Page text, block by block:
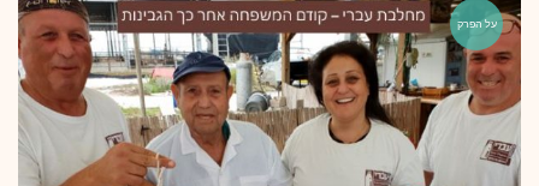
על הפרק